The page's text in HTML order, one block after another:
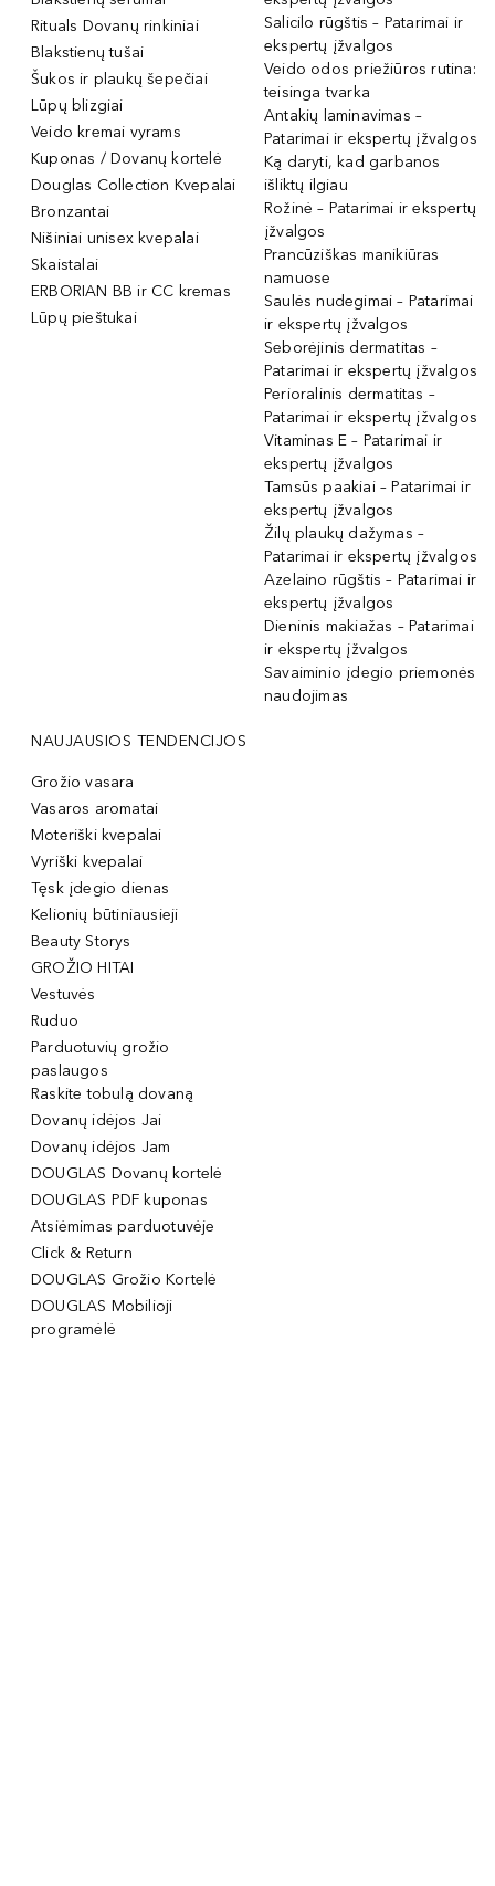
Rituals Dovanų rinkiniai
Blakstienų tušai
Šukos ir plaukų šepečiai
Lūpų blizgiai
Veido kremai vyrams
Kuponas / Dovanų kortelė
Douglas Collection Kvepalai
Bronzantai
Nišiniai unisex kvepalai
Skaistalai
ERBORIAN BB ir CC kremas
Lūpų pieštukai
Salicilo rūgštis – Patarimai ir
ekspertų įžvalgos
Veido odos priežiūros rutina:
teisinga tvarka
Antakių laminavimas –
Patarimai ir ekspertų įžvalgos
Ką daryti, kad garbanos
išliktų ilgiau
Rožinė – Patarimai ir ekspertų
įžvalgos
Prancūziškas manikiūras
namuose
Saulės nudegimai – Patarimai
ir ekspertų įžvalgos
Seborėjinis dermatitas –
Patarimai ir ekspertų įžvalgos
Perioralinis dermatitas –
Patarimai ir ekspertų įžvalgos
Vitaminas E – Patarimai ir
ekspertų įžvalgos
Tamsūs paakiai – Patarimai ir
ekspertų įžvalgos
Žilų plaukų dažymas –
Patarimai ir ekspertų įžvalgos
Azelaino rūgštis – Patarimai ir
ekspertų įžvalgos
Dieninis makiažas – Patarimai
ir ekspertų įžvalgos
Savaiminio įdegio priemonės
naudojimas
NAUJAUSIOS TENDENCIJOS
Grožio vasara
Vasaros aromatai
Moteriški kvepalai
Vyriški kvepalai
Tęsk įdegio dienas
Kelionių būtiniausieji
Beauty Storys
GROŽIO HITAI
Vestuvės
Ruduo
Parduotuvių grožio
paslaugos
Raskite tobulą dovaną
Dovanų idėjos Jai
Dovanų idėjos Jam
DOUGLAS Dovanų kortelė
DOUGLAS PDF kuponas
Atsiėmimas parduotuvėje
Click & Return
DOUGLAS Grožio Kortelė
DOUGLAS Mobilioji
programėlė